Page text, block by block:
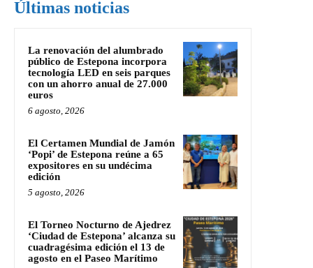
Últimas noticias
La renovación del alumbrado
público de Estepona incorpora
tecnología LED en seis parques
con un ahorro anual de 27.000
euros
6 agosto, 2026
El Certamen Mundial de Jamón
‘Popi’ de Estepona reúne a 65
expositores en su undécima
edición
5 agosto, 2026
El Torneo Nocturno de Ajedrez
‘Ciudad de Estepona’ alcanza su
cuadragésima edición el 13 de
agosto en el Paseo Marítimo